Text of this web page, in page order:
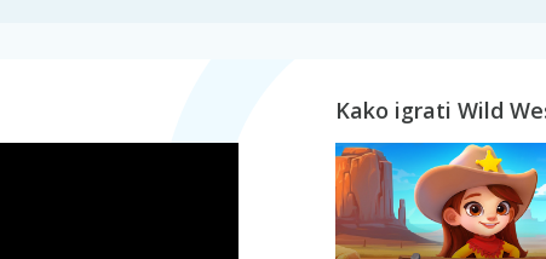
Kako igrati Wild